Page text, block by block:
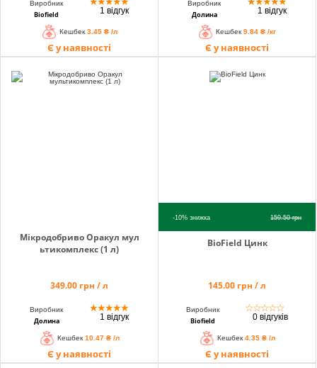
Виробник
Biofield
1 відгук
Кешбек 3.45 ₴ /л
Є у наявності
Виробник
Долина
1 відгук
Кешбек 9.84 ₴ /кг
Є у наявності
Мікродобриво Оракул мул
ьтикомплекс (1 л)
349.00 грн / л
Виробник
Долина
★★★★★
1 відгук
Кешбек 10.47 ₴ /л
Є у наявності
-10%знижка 159.50грн
BioField Цинк
145.00 грн / л
Виробник
Biofield
☆☆☆☆☆
0 відгуків
Кешбек 4.35 ₴ /л
Є у наявності